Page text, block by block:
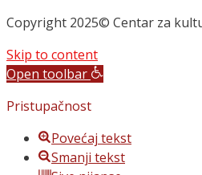
Copyright 2025© Centar za
Skip to content
Open toolbar
Pristupačnost
Povećaj tekst
Smanji tekst